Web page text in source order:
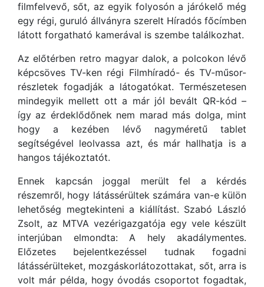
filmfelvevő, sőt, az egyik folyosón a járókelő még
egy régi, guruló állványra szerelt Híradós főcímben
látott forgatható kamerával is szembe találkozhat.
Az előtérben retro magyar dalok, a polcokon lévő
képcsöves TV-ken régi Filmhíradó- és TV-műsor-
részletek fogadják a látogatókat. Természetesen
mindegyik mellett ott a már jól bevált QR-kód –
így az érdeklődőnek nem marad más dolga, mint
hogy a kezében lévő nagyméretű tablet
segítségével leolvassa azt, és már hallhatja is a
hangos tájékoztatót.
Ennek kapcsán joggal merült fel a kérdés
részemről, hogy látássérültek számára van-e külön
lehetőség megtekinteni a kiállítást. Szabó László
Zsolt, az MTVA vezérigazgatója egy vele készült
interjúban elmondta: A hely akadálymentes.
Előzetes bejelentkezéssel tudnak fogadni
látássérülteket, mozgáskorlátozottakat, sőt, arra is
volt már példa, hogy óvodás csoportot fogadtak,